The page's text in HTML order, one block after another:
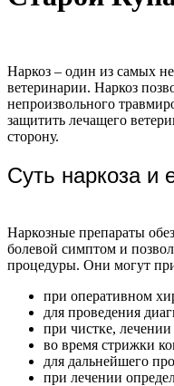
Наркоз – один из самых
ветеринарии. Наркоз
непроизвольного
защитить лечащего
сторону.
Суть наркоза и
Наркозные препараты
болевой симптом и
процедуры. Они могут
при оперативном
для проведения
при чистке,
во время стрижки
для дальнейшего
при лечении